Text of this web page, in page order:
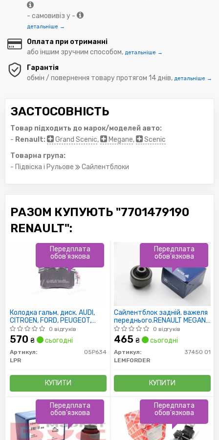
- самовивіз у -
детальніше →
Оплата при отриманні
або іншим зручним способом, детальніше →
Гарантія
обмін / повернення товару протягом 14 днів, детальніше →
ЗАСТОСОВНІСТЬ
Товар підходить до марок/моделей авто:
- Renault: Grand Scenic, Megane,
Scenic
Товарна група:
- Підвіска і Рульове
Сайлентблоки
РАЗОМ КУПУЮТЬ "7701479190
RENAULT":
Колодка гальм. диск. AUDI,
CITROEN, FORD, PEUGEOT,
RENAULT, SEAT, SKODA, VW
задн. (вир-во LPR)
0 відгуків
570 ₴ сьогодні
Артикул:
05P634
LPR
КУПИТИ
Передплата
обов'язкова
Сайлентблок задній. важеля
переднього.RENAULT MEGANE
II, SCENIC II, GRAND SCENIC 1.4-
2.0 11.02-
0 відгуків
465 ₴ сьогодні
Артикул:
37450 01
LEMFORDER
КУПИТИ
Передплата
обов'язкова
Передплата
обов'язкова
Передплата
обов'язкова